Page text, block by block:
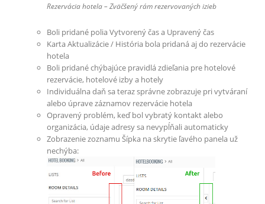
Rezervácia hotela – Zväčšený rám rezervovaných izieb
Boli pridané polia Vytvorený čas a Upravený čas
Karta Aktualizácie / História bola pridaná aj do rezervácie
hotela
Boli pridané chýbajúce pravidlá zdieľania pre hotelové
rezervácie, hotelové izby a hotely
Individuálna daň sa teraz správne zobrazuje pri vytváraní
alebo úprave záznamov rezervácie hotela
Opravený problém, keď bol vybratý kontakt alebo
organizácia, údaje adresy sa nevypĺňali automaticky
Zobrazenie zoznamu Šípka na skrytie ľavého panela už
nechýba: